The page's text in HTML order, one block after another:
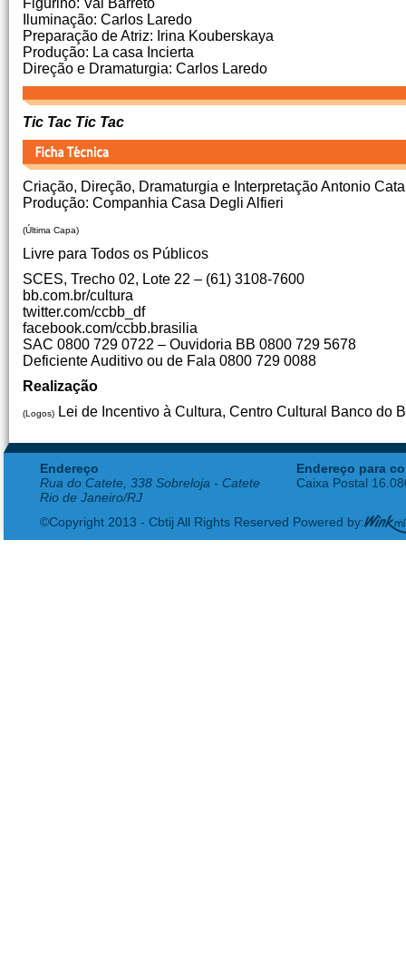
Iluminação: Carlos Laredo
Preparação de Atriz: Irina Kouberskaya
Produção: La casa Incierta
Direção e Dramaturgia: Carlos Laredo
Tic Tac Tic Tac
Criação, Direção, Dramaturgia e Interpretação Antonio
Produção: Companhia Casa Degli Alfieri
(Última Capa)
Livre para Todos os Públicos
SCES, Trecho 02, Lote 22 – (61) 3108-7600
bb.com.br/cultura
twitter.com/ccbb_df
facebook.com/ccbb.brasilia
SAC 0800 729 0722 – Ouvidoria BB 0800 729 5678
Deficiente Auditivo ou de Fala 0800 729 0088
Realização
(Logos) Lei de Incentivo à Cultura, Centro Cultural Banco do
Endereço
Rua do Catete, 338 Sobreloja - Catete
Rio de Janeiro/RJ
Endereço para
Caixa Postal
©Copyright 2013 - Cbtij All Rights Reserved Powered by: